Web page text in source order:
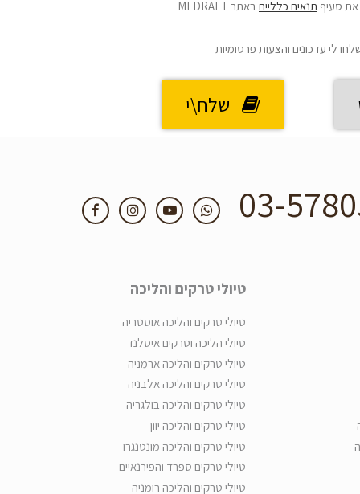
סעיף תנאים כלליים באתר MEDRAFT
לי עדכונים והצעות פרסומיות
שלח\י
03-
טיולי טרקים והליכה
טיולי טרקים והליכה אוסטריה
טיולי הליכה וטרקים איסלנד
טיולי טרקים והליכה ארמניה
טיולי טרקים והליכה אלבניה
טיולי טרקים והליכה בולגריה
טיולי טרקים והליכה יוון
טיולי טרקים והליכה מונטנגרו
טיולי טרקים ספרד והפירנאיים
טיולי טרקים והליכה רומניה